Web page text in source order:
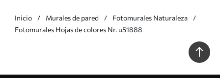
Inicio Murales de pared
Fotomurales Naturaleza
Fotomurales Hojas de colores Nr. u51888